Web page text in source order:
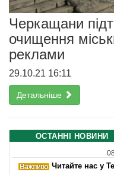
Черкащани
очищення
реклами
29.10.21 16:11
Детальніше
ОСТАННІ НОВИНИ
Читайте нас у